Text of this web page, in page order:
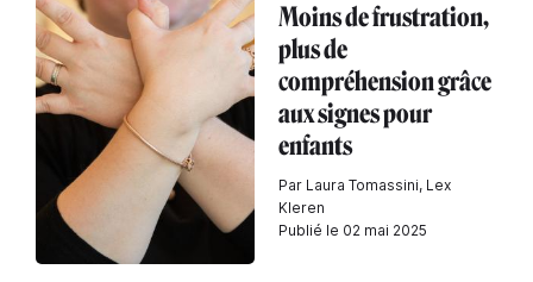
Moins de frustration,
plus de
compréhension grâce
aux signes pour
enfants
Par Laura Tomassini, Lex
Kleren
Publié le 02 mai 2025